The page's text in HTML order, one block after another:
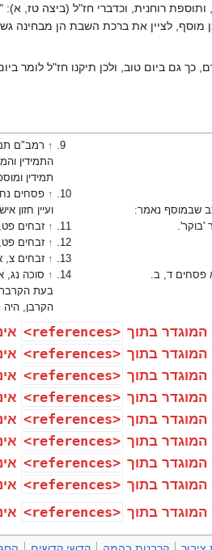
רוחנית, וכדברי חז"ל (ביצה טז,
מוסף, לציין את ברכת השבת הן מבחינה
גם ביום טוב, ולכן תיקנו חז"ל לומר
שבמוסף נאמר:
'בוקר'.
פסחים ד, ב.
↑ רמב"ם
התמידין
תמידין
↑ פסחים
ועיין חזון
↑ זבחים
↑ זבחים
↑ זבחים צ,
↑ סוכה נג,
בעת הקרבת
הקרבן,
<references>
<references>
<references>
<references>
<references>
<references>
<references>
<references>
<references>